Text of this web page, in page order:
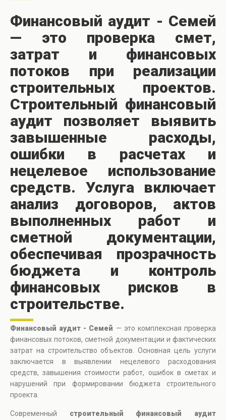
Финансовый аудит - Семей
— это проверка смет,
затрат и финансовых
потоков при реализации
строительных проектов.
Строительный финансовый
аудит позволяет выявить
завышенные расходы,
ошибки в расчетах и
нецелевое использование
средств. Услуга включает
анализ договоров, актов
выполненных работ и
сметной документации,
обеспечивая прозрачность
бюджета и контроль
финансовых рисков в
строительстве.
Финансовый аудит - Семей — это комплексная проверка
финансовых потоков, сметной документации и фактических
затрат на строительство объектов. Основная цель услуги
заключается в выявлении нецелевого расходования
средств, завышения стоимости работ, ошибок в сметах и
нарушений при формировании бюджета строительного
проекта.
Современный строительный финансовый аудит